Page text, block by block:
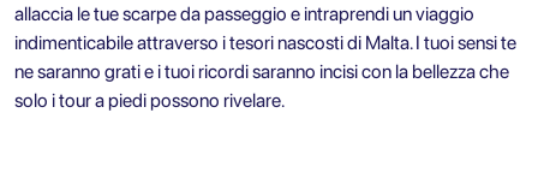
allaccia le tue scarpe da passeggio e intraprendi un viaggio
indimenticabile attraverso i tesori nascosti di Malta. I tuoi sensi te
ne saranno grati e i tuoi ricordi saranno incisi con la bellezza che
solo i tour a piedi possono rivelare.